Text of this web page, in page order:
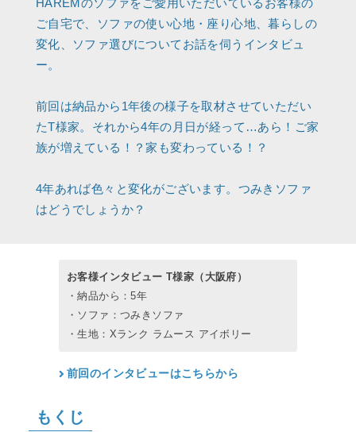
HAREMのソファをご愛用いただいているお客様の
ご自宅で、ソファの使い心地・座り心地、暮らしの
変化、ソファ選びについてお話を伺うインタビュ
ー。
前回は納品から1年後の様子を取材させていただい
たT様家。それから4年の月日が経って…あら！ご家
族が増えている！？家も変わっている！？
4年あれば色々と変化がございます。つみきソファ
はどうでしょうか？
お客様インタビュー T様家（大阪府）
・納品から：5年
・ソファ：つみきソファ
・生地：Xランク ラムース アイボリー
前回のインタビューはこちらから
もくじ